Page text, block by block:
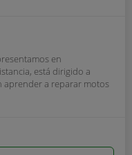
en
está dirigido a
aprender a reparar motos